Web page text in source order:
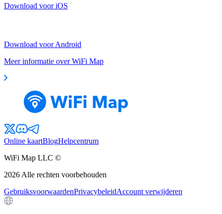
Download voor iOS
Download voor Android
Meer informatie over WiFi Map
Online kaartBlogHelpcentrum
WiFi Map LLC ©
2026 Alle rechten voorbehouden
GebruiksvoorwaardenPrivacybeleidAccount verwijderen